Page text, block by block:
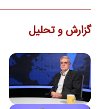
گزارش و تحلیل